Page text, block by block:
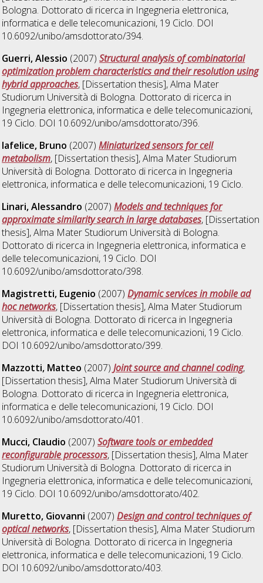
Bologna. Dottorato di ricerca in Ingegneria elettronica,
informatica e delle telecomunicazioni, 19 Ciclo. DOI
10.6092/unibo/amsdottorato/394.
Guerri, Alessio (2007)Structural analysis of combinatorial
optimization problem characteristics and their resolution using
hybrid approaches, [Dissertation thesis], Alma Mater
Studiorum Università di Bologna. Dottorato di ricerca in
Ingegneria elettronica, informatica e delle telecomunicazioni,
19 Ciclo. DOI 10.6092/unibo/amsdottorato/396.
Iafelice, Bruno (2007)Miniaturized sensors for cell
metabolism, [Dissertation thesis], Alma Mater Studiorum
Università di Bologna. Dottorato di ricerca in Ingegneria
elettronica, informatica e delle telecomunicazioni, 19 Ciclo.
Linari, Alessandro (2007)Models and techniques for
approximate similarity search in large databases, [Dissertation
thesis], Alma Mater Studiorum Università di Bologna.
Dottorato di ricerca in Ingegneria elettronica, informatica e
delle telecomunicazioni, 19 Ciclo. DOI
10.6092/unibo/amsdottorato/398.
Magistretti, Eugenio (2007)Dynamic services in mobile ad
hoc networks, [Dissertation thesis], Alma Mater Studiorum
Università di Bologna. Dottorato di ricerca in Ingegneria
elettronica, informatica e delle telecomunicazioni, 19 Ciclo.
DOI 10.6092/unibo/amsdottorato/399.
Mazzotti, Matteo (2007)Joint source and channel coding,
[Dissertation thesis], Alma Mater Studiorum Università di
Bologna. Dottorato di ricerca in Ingegneria elettronica,
informatica e delle telecomunicazioni, 19 Ciclo. DOI
10.6092/unibo/amsdottorato/401.
Mucci, Claudio (2007)Software tools or embedded
reconfigurable processors, [Dissertation thesis], Alma Mater
Studiorum Università di Bologna. Dottorato di ricerca in
Ingegneria elettronica, informatica e delle telecomunicazioni,
19 Ciclo. DOI 10.6092/unibo/amsdottorato/402.
Muretto, Giovanni (2007)Design and control techniques of
optical networks, [Dissertation thesis], Alma Mater Studiorum
Università di Bologna. Dottorato di ricerca in Ingegneria
elettronica, informatica e delle telecomunicazioni, 19 Ciclo.
DOI 10.6092/unibo/amsdottorato/403.